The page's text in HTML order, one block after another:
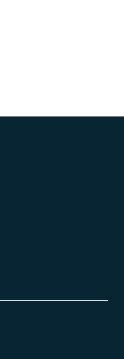
特殊パラメータ
ーフェースなど
よび変換